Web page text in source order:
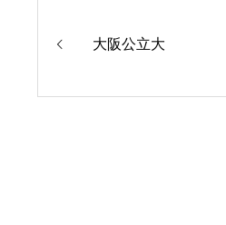
大阪公立大